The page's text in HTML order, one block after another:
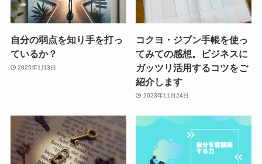
自分の弱点を知り手を打っ
ているか？
2025年1月3日
コクヨ・ジブン手帳を使っ
てみての感想。ビジネスに
ガッツリ活用するコツをご
紹介します
2023年11月24日